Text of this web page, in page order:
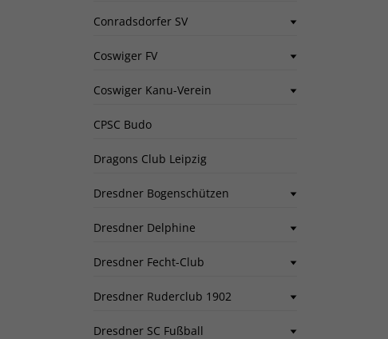
Conradsdorfer SV
Coswiger FV
Coswiger Kanu-Verein
CPSC Budo
Dragons Club Leipzig
Dresdner Bogenschützen
Dresdner Delphine
Dresdner Fecht-Club
Dresdner Ruderclub 1902
Dresdner SC Fußball